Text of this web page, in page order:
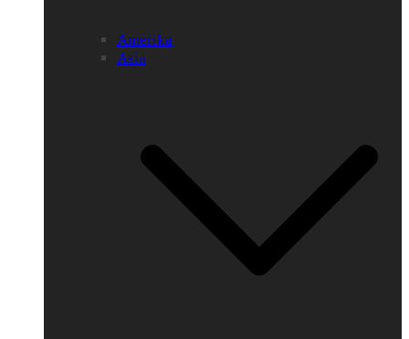
Amerika
Asia